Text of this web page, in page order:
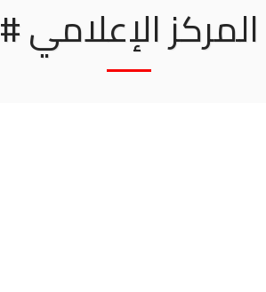
المركز الإعلامي #